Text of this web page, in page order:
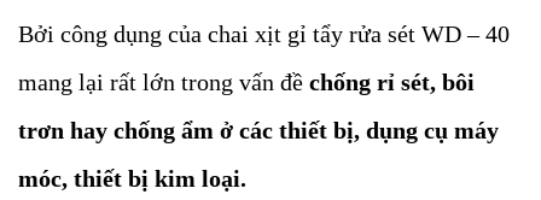
Bởi công dụng của chai xịt gỉ tẩy rửa sét WD – 40
mang lại rất lớn trong vấn đề chống rỉ sét, bôi
trơn hay chống ẩm ở các thiết bị, dụng cụ máy
móc, thiết bị kim loại.